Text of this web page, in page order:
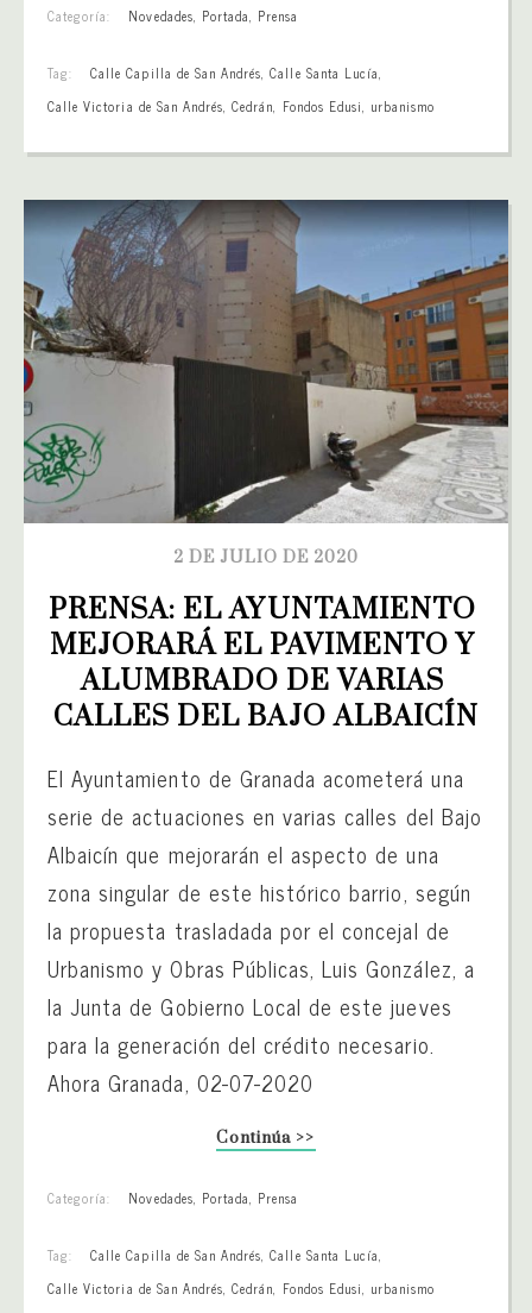
Categoría: Novedades, Portada, Prensa
Tag: Calle Capilla de San Andrés,Calle Santa Lucía,
Calle Victoria de San Andrés,Cedrán, Fondos Edusi, urbanismo
2 DE JULIO DE 2020
PRENSA: EL AYUNTAMIENTO
MEJORARÁ EL PAVIMENTO Y
ALUMBRADO DE VARIAS
CALLES DEL BAJO ALBAICÍN
El Ayuntamiento de Granada acometerá una
serie de actuaciones en varias calles del Bajo
Albaicín que mejorarán el aspecto de una
zona singular de este histórico barrio, según
la propuesta trasladada por el concejal de
Urbanismo y Obras Públicas, Luis González, a
la Junta de Gobierno Local de este jueves
para la generación del crédito necesario.
Ahora Granada, 02-07-2020
Continúa >>
Categoría: Novedades, Portada, Prensa
Tag: Calle Capilla de San Andrés,Calle Santa Lucía,
Calle Victoria de San Andrés,Cedrán, Fondos Edusi, urbanismo